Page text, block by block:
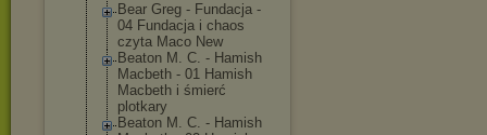
Bear Greg - Fundacja -
04 Fundacja i chaos
czyta Maco New
Beaton M. C. - Hamish
Macbeth - 01 Hamish
Macbeth i śmierć
plotkary
Beaton M. C. - Hamish